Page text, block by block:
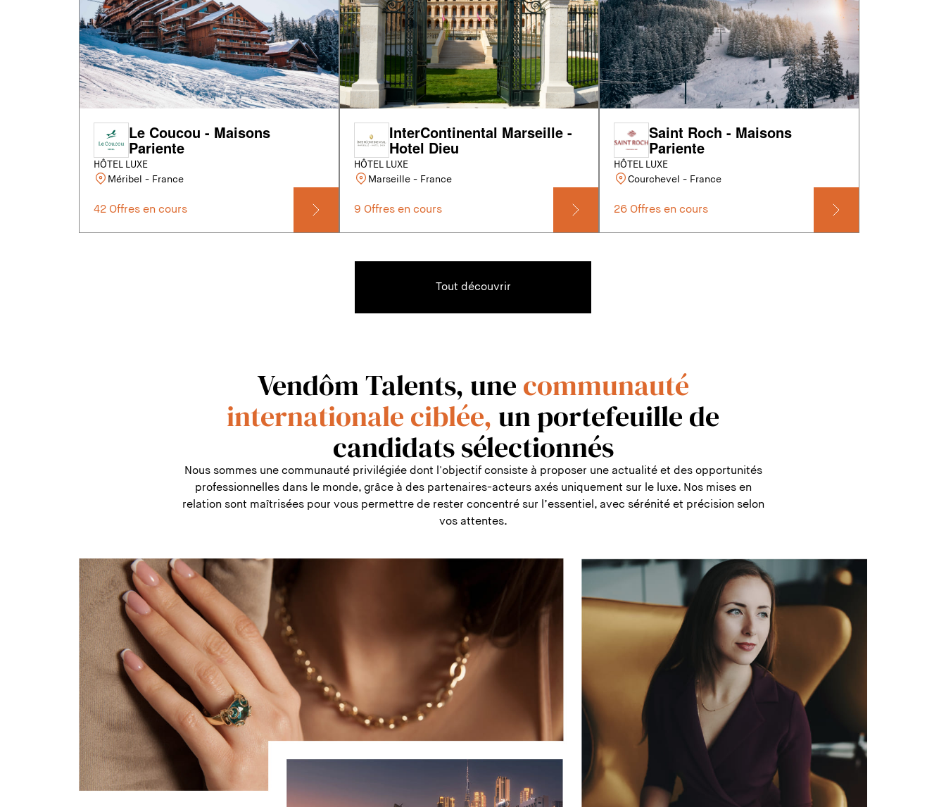
Le Coucou - Maisons
Pariente
HÔTEL LUXE
Méribel - France
42 Offres en cours
InterContinental Marseille -
Hotel Dieu
HÔTEL LUXE
Marseille - France
9 Offres en cours
Saint Roch - Maisons
Pariente
HÔTEL LUXE
Courchevel - France
26 Offres en cours
Tout découvrir
Vendôm Talents, une communauté
internationale ciblée, un portefeuille de
candidats sélectionnés
Nous sommes une communauté privilégiée dont l'objectif consiste à proposer une actualité et des opportunités
professionnelles dans le monde, grâce à des partenaires-acteurs axés uniquement sur le luxe. Nos mises en
relation sont maîtrisées pour vous permettre de rester concentré sur l’essentiel, avec sérénité et précision selon
vos attentes.